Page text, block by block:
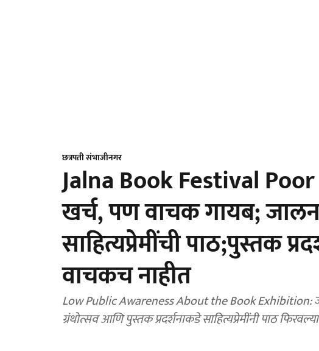
छत्रपती संभाजीनगर
Jalna Book Festival
खर्च, पण वाचक गायब;
साहित्यप्रेमींची पाठ;पुस्तक
वाचकच नाहीत
Low Public Awareness About the Book Exhibition:
ग्रंथोत्सव आणि पुस्तक प्रदर्शनाकडे साहित्यप्रेमींनी पाठ